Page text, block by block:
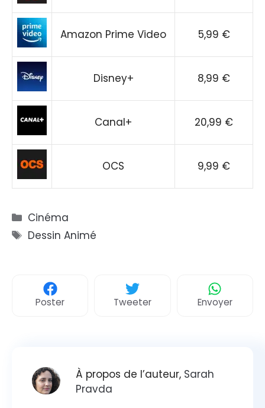
Amazon Prime Video 5,99 €
Disney+ 8,99 €
Canal+ 20,99 €
OCS 9,99 €
Catégories
Cinéma
Étiquettes
Dessin Animé
Poster Tweeter Envoyer
À propos de l’auteur, Sarah
Pravda